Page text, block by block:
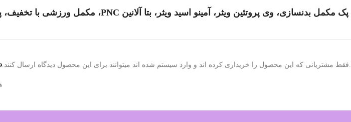
پک مکمل بدنسازی، وی پروتئین ویثر، آمینو اسید ویثر، بتا آلانین PNC، مکمل ورزشی با تخفیف، پروتئین وی برای حجم
.فقط مشتریانی که این محصول را خریداری کرده اند و وارد سیستم شده اند میتوانند برای این محصول دیدگاه ارسال کنند.